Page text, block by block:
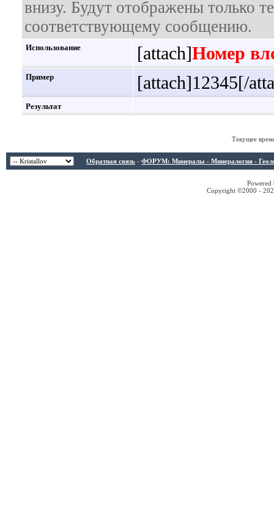
внизу. Будут отображены только
соответствующему сообщению.
Использование [attach]Номер
Пример [attach]12345[/
Результат
Текущее
Обратная связь - ФОРУМ: Минералы - Минералогия -
Copyright ©2000 -